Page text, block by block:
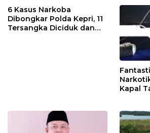
6 Kasus Narkoba
Dibongkar Polda Kepri, 11
Tersangka Diciduk dan
Kapal